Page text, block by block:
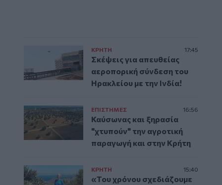
ΚΡΗΤΗ 17:45
Σκέψεις για απευθείας
αεροπορική σύνδεση του
Ηρακλείου με την Ινδία!
ΕΠΙΣΤΗΜΕΣ 16:56
Καύσωνας και ξηρασία
"χτυπούν" την αγροτική
παραγωγή και στην Κρήτη
ΚΡΗΤΗ 15:40
«Του χρόνου σχεδιάζουμε